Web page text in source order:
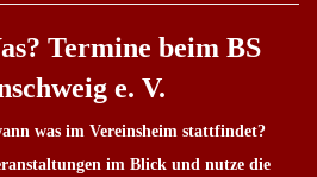
Termine beim BS
e. V.
was im Vereinsheim stattfindet?
im Blick und nutze die